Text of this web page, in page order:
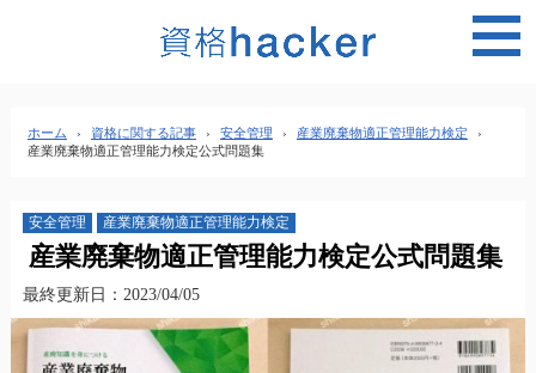
ホーム › 資格に関する記事 › 安全管理 › 産業廃棄物適正管理能力検定
›
産業廃棄物適正管理能力検定公式問題集
安全管理 産業廃棄物適正管理能力検定
産業廃棄物適正管理能力検定公式問題集
最終更新日：2023/04/05